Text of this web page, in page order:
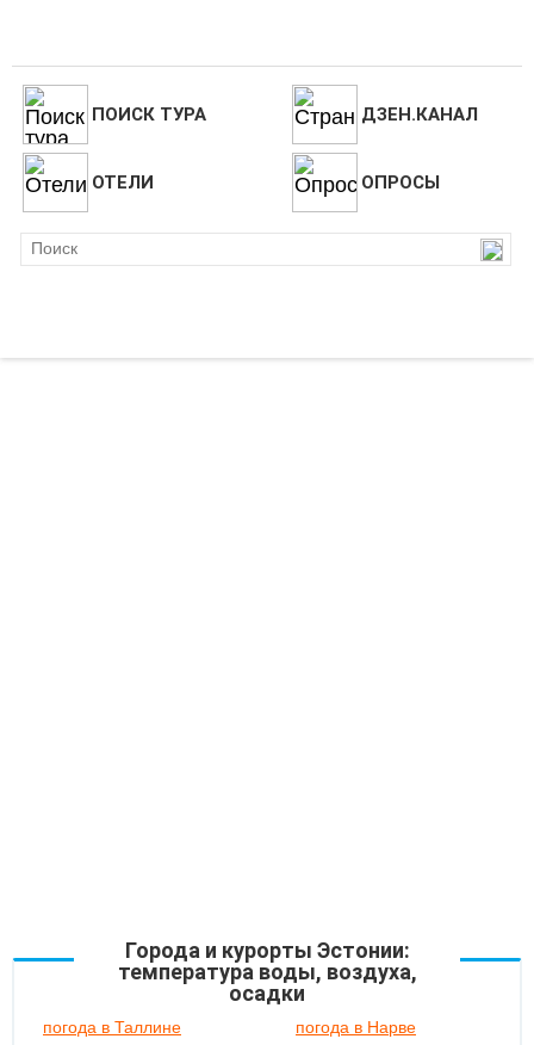
ПОИСК ТУРА ДЗЕН.КАНАЛ
ОТЕЛИ ОПРОСЫ
Города и курорты Эстонии:
температура воды, воздуха,
осадки
погода в Таллине
погода в Нарве